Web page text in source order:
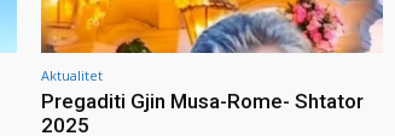
Aktualitet
Pregaditi Gjin Musa-Rome- Shtator
2025